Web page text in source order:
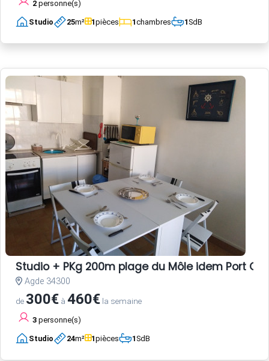
2 personne(s)
Studio 25m² 1pièces 1chambres 1SdB
Studio + PKg 200m plage du Môle idem Port
Agde 34300
de 300€ à 460€ la semaine
3 personne(s)
Studio 24m² 1pièces 1SdB